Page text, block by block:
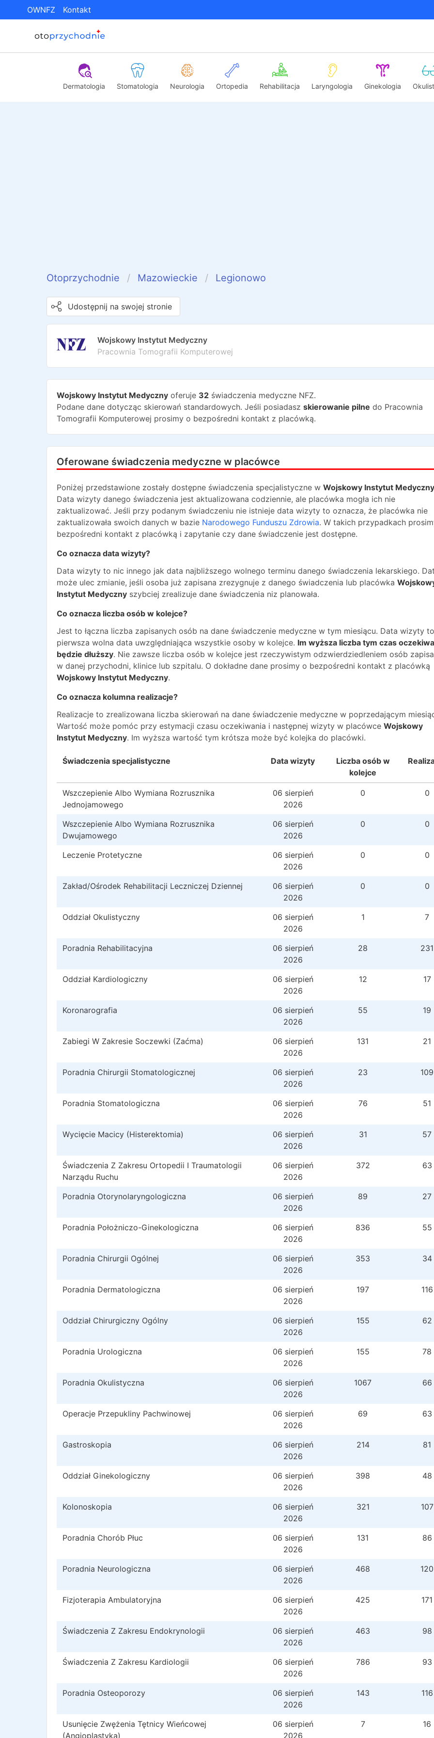
OWNFZ Kontakt
Dermatologia Stomatologia Neurologia Ortopedia Rehabilitacja Laryngologia Ginekologia
Otoprzychodnie Mazowieckie Legionowo
Udostępnij na swojej stronie
Wojskowy Instytut Medyczny
Pracownia Tomografii Komputerowej
Wojskowy Instytut Medyczny oferuje 32 świadczenia medyczne NFZ.
Podane dane dotycząc skierowań standardowych. Jeśli posiadasz skierowanie pilne do Pracownia
Tomografii Komputerowej prosimy o bezpośredni kontakt z placówką.
Oferowane świadczenia medyczne w placówce
Poniżej przedstawione zostały dostępne świadczenia specjalistyczne w Wojskowy Instytut Medyczny
Data wizyty danego świadczenia jest aktualizowana codziennie, ale placówka mogła ich nie
zaktualizować. Jeśli przy podanym świadczeniu nie istnieje data wizyty to oznacza, że placówka nie
zaktualizowała swoich danych w bazie Narodowego Funduszu Zdrowia. W takich przypadkach
bezpośredni kontakt z placówką i zapytanie czy dane świadczenie jest dostępne.
Co oznacza data wizyty?
Data wizyty to nic innego jak data najbliższego wolnego terminu danego świadczenia lekarskiego.
może ulec zmianie, jeśli osoba już zapisana zrezygnuje z danego świadczenia lub placówka
Instytut Medyczny szybciej zrealizuje dane świadczenia niz planowała.
Co oznacza liczba osób w kolejce?
Jest to łączna liczba zapisanych osób na dane świadczenie medyczne w tym miesiącu. Data wizyty to
pierwsza wolna data uwzględniająca wszystkie osoby w kolejce. Im wyższa liczba tym czas
będzie dłuższy. Nie zawsze liczba osób w kolejce jest rzeczywistym odzwierdziedleniem osób
w danej przychodni, klinice lub szpitalu. O dokładne dane prosimy o bezpośredni kontakt z placówką
Wojskowy Instytut Medyczny.
Co oznacza kolumna realizacje?
Realizacje to zrealizowana liczba skierowań na dane świadczenie medyczne w poprzedającym
Wartość może pomóc przy estymacji czasu oczekiwania i następnej wizyty w placówce Wojskowy
Instytut Medyczny. Im wyższa wartość tym krótsza może być kolejka do placówki.
Świadczenia specjalistyczne Data wizyty
Liczba osób w
kolejce
Wszczepienie Albo Wymiana Rozrusznika
Jednojamowego
06 sierpień
2026
0 0
Wszczepienie Albo Wymiana Rozrusznika
Dwujamowego
06 sierpień
2026
0 0
Leczenie Protetyczne
06 sierpień
2026
0 0
Zakład/Ośrodek Rehabilitacji Leczniczej Dziennej
06 sierpień
2026
0 0
Oddział Okulistyczny
06 sierpień
2026
1 7
Poradnia Rehabilitacyjna
06 sierpień
2026
28 231
Oddział Kardiologiczny
06 sierpień
2026
12 17
Koronarografia
06 sierpień
2026
55 19
Zabiegi W Zakresie Soczewki (Zaćma)
06 sierpień
2026
131 21
Poradnia Chirurgii Stomatologicznej
06 sierpień
2026
23 109
Poradnia Stomatologiczna
06 sierpień
2026
76 51
Wycięcie Macicy (Histerektomia)
06 sierpień
2026
31 57
Świadczenia Z Zakresu Ortopedii I Traumatologii
Narządu Ruchu
06 sierpień
2026
372 63
Poradnia Otorynolaryngologiczna
06 sierpień
2026
89 27
Poradnia Położniczo-Ginekologiczna
06 sierpień
2026
836 55
Poradnia Chirurgii Ogólnej
06 sierpień
2026
353 34
Poradnia Dermatologiczna
06 sierpień
2026
197 116
Oddział Chirurgiczny Ogólny
06 sierpień
2026
155 62
Poradnia Urologiczna
06 sierpień
2026
155 78
Poradnia Okulistyczna
06 sierpień
2026
1067 66
Operacje Przepukliny Pachwinowej
06 sierpień
2026
69 63
Gastroskopia
06 sierpień
2026
214 81
Oddział Ginekologiczny
06 sierpień
2026
398 48
Kolonoskopia
06 sierpień
2026
321 107
Poradnia Chorób Płuc
06 sierpień
2026
131 86
Poradnia Neurologiczna
06 sierpień
2026
468 120
Fizjoterapia Ambulatoryjna
06 sierpień
2026
425 171
Świadczenia Z Zakresu Endokrynologii
06 sierpień
2026
463 98
Świadczenia Z Zakresu Kardiologii
06 sierpień
2026
786 93
Poradnia Osteoporozy
06 sierpień
2026
143 116
Usunięcie Zwężenia Tętnicy Wieńcowej
(Angioplastyka)
06 sierpień
2026
7 16